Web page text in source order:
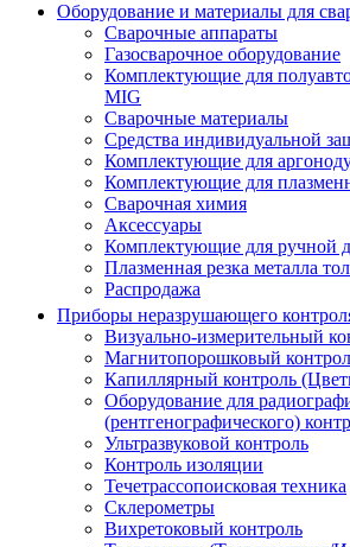
Оборудование и материалы для
Сварочные аппараты
Газосварочное оборудование
Комплектующие для
MIG
Сварочные материалы
Средства индивидуальной
Комплектующие для
Комплектующие для
Сварочная химия
Аксессуары
Комплектующие для ручной
Плазменная резка металла
Распродажа
Приборы неразрушающего
Визуально-измерительный
Магнитопорошковый
Капиллярный контроль
Оборудование для
(рентгенографического)
Ультразвуковой контроль
Контроль изоляции
Течетрассопоисковая техника
Склерометры
Вихретоковый контроль